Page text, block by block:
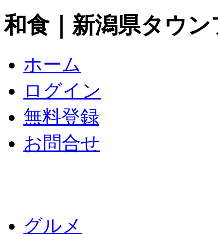
和食｜新潟県タウン
ホーム
ログイン
無料登録
お問合せ
グルメ